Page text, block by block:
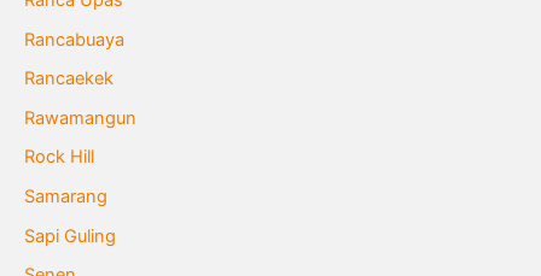
Rancabuaya
Rancaekek
Rawamangun
Rock Hill
Samarang
Sapi Guling